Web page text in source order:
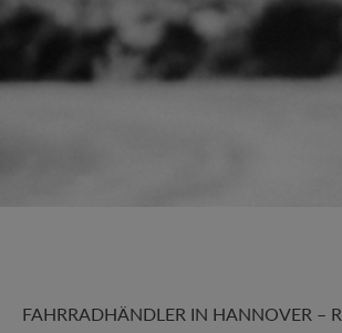
FAHRRADHÄNDLER IN HANNOVER –